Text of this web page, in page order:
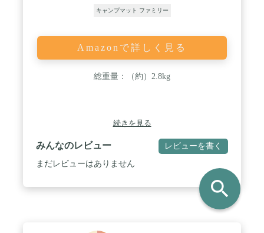
キャンプマット ファミリー
Amazonで詳しく見る
総重量：（約）2.8kg
続きを見る
みんなのレビュー レビューを書く
まだレビューはありません
search